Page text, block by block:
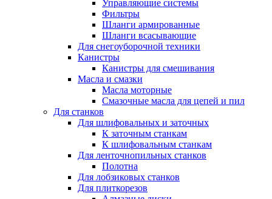
Управляющие системы
Фильтры
Шланги армированные
Шланги всасывающие
Для снегоуборочной техники
Канистры
Канистры для смешивания
Масла и смазки
Масла моторные
Смазочные масла для цепей и пил
Для станков
Для шлифовальных и заточных
К заточным станкам
К шлифовальным станкам
Для ленточнопильных станков
Полотна
Для лобзиковых станков
Для плиткорезов